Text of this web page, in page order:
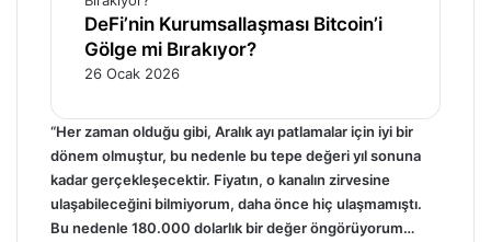
DeFi’nin Kurumsallaşması Bitcoin’i
Gölge mi Bırakıyor?
26 Ocak 2026
“Her zaman olduğu gibi, Aralık ayı patlamalar için iyi bir
dönem olmuştur, bu nedenle bu tepe değeri yıl sonuna
kadar gerçekleşecektir. Fiyatın, o kanalın zirvesine
ulaşabileceğini bilmiyorum, daha önce hiç ulaşmamıştı.
Bu nedenle 180.000 dolarlık bir değer öngörüyorum…